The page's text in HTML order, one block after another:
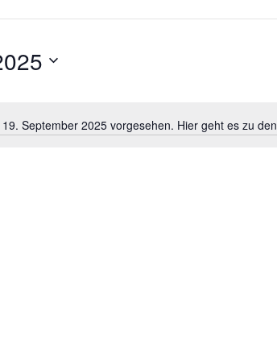
Hinweis
September 2025 vorgesehen. Hier geht es zu den